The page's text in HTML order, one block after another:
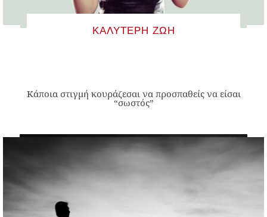
ΚΑΛΎΤΕΡΗ ΖΩΉ
Κάποια στιγμή κουράζεσαι να προσπαθείς να είσαι
“σωστός”